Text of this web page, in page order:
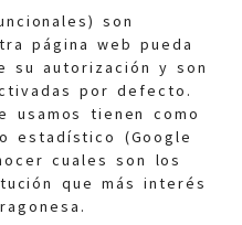
son
página web pueda
su autorización y son
por defecto.
usamos tienen como
estadístico (Google
cuales son los
que más interés
general:
210/